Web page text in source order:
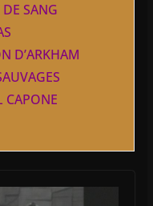
SANG
D’ARKHAM
CAPONE